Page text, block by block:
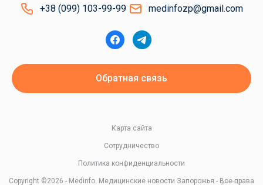
+38 (099) 103-99-99 medinfozp@gmail.com
Обратная связь
Copyright ©2026 - Medinfo. Медицинские новости Запорожья - Все права
Политика конфиденциальности
Сотрудничество
Карта сайта